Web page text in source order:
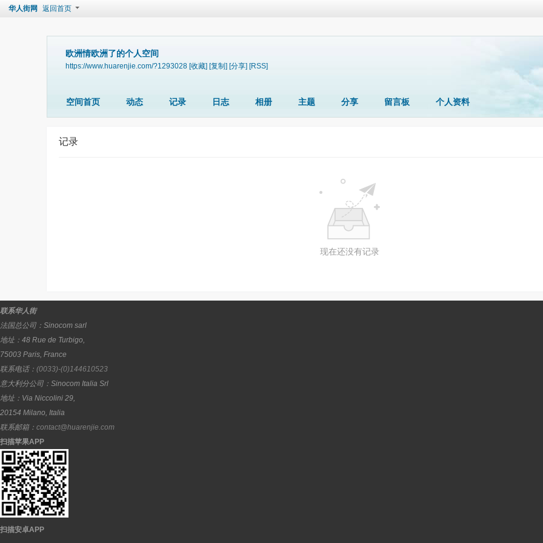
华人街网 返回首页
欧洲情欧洲了的个人空间
https://www.huarenjie.com/?1293028 [收藏] [复制] [分享] [RSS]
空间首页 动态 记录 日志 相册 主题 分享 留言板 个人资料
记录
现在还没有记录
联系华人街
法国总公司： Sinocom sarl
地址： 48 Rue de Turbigo,
75003 Paris, France
联系电话： (0033)-(0)144610523
意大利分公司： Sinocom Italia Srl
地址： Via Niccolini 29,
20154 Milano, Italia
联系邮箱： contact@huarenjie.com
扫描苹果APP
扫描安卓APP